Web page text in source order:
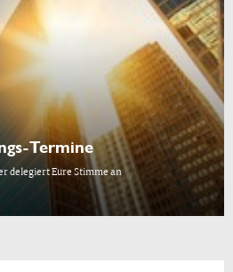
Termine
delegiert Eure Stimme an